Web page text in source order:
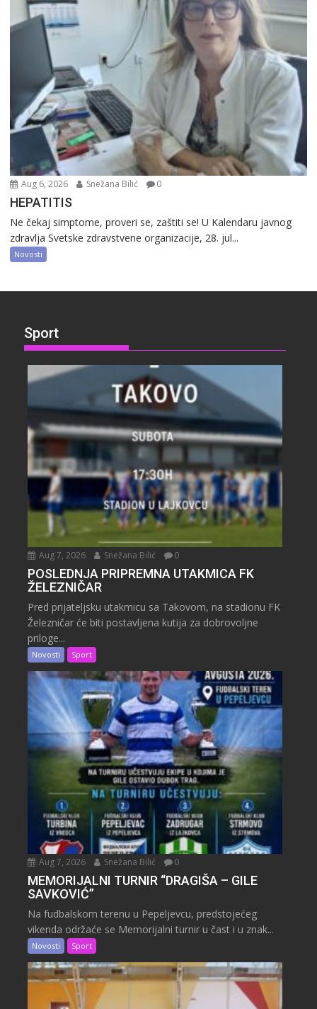
Aug 6, 2026 Snežana Bilić 0
HEPATITIS
Ne čekaj simptome, proveri se, zaštiti se! U Kalendaru javnog
zdravlja Svetske zdravstvene organizacije, 28. jul...
Novosti
Sport
Aug 7, 2026 Snežana Bilić 0
POSLEDNJA PRIPREMNA UTAKMICA FK
ŽELEZNIČAR
Pred prijateljsku utakmicu sa Takovom, na stadionu FK
Železničar će biti postavljena kutija za dobrovoljne
priloge...
Novosti Sport
Aug 7, 2026 Snežana Bilić 0
MEMORIJALNI TURNIR “DRAGIŠA – GILE
SAVKOVIĆ”
Na fudbalskom terenu u Pepeljevcu, predstojećeg
vikenda održaće se Memorijalni turnir u čast i u znak...
Novosti Sport